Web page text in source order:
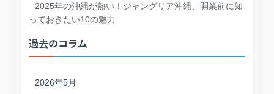
2025年の沖縄が熱い！ジャングリア沖縄、開業前に知
っておきたい10の魅力
過去のコラム
2026年5月